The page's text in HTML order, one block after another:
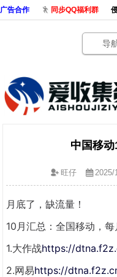
广告合作 同步QQ福利群
导
中国移
旺仔 2025/
月底了，缺流量！
10月汇总：全国移动，每
1.大作战https://
2.网易https://